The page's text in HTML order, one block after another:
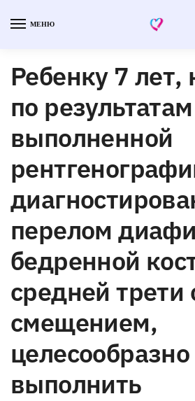
МЕНЮ
Ребенку 7 лет,
по результатам
выполненной
перелом
бедренной
средней трети
смещением,
целесообразно
выполнить